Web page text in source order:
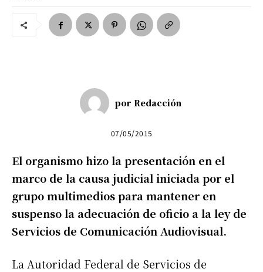
por Redacción
07/05/2015
El organismo hizo la presentación en el
marco de la causa judicial iniciada por el
grupo multimedios para mantener en
suspenso la adecuación de oficio a la ley de
Servicios de Comunicación Audiovisual.
La Autoridad Federal de Servicios de